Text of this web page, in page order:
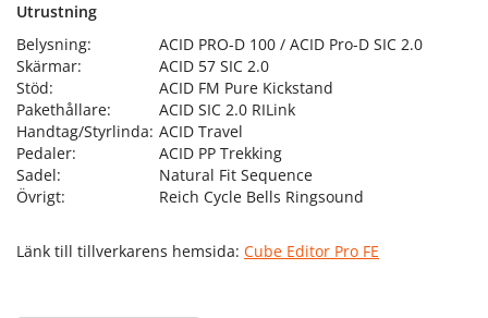
Utrustning
Belysning:
ACID PRO-D 100 / ACID Pro-D SIC 2.0
Skärmar:
ACID 57 SIC 2.0
Stöd:
ACID FM Pure Kickstand
Pakethållare:
ACID SIC 2.0 RILink
Handtag/Styrlinda: ACID Travel
Pedaler:
ACID PP Trekking
Sadel:
Natural Fit Sequence
Övrigt:
Reich Cycle Bells Ringsound
Länk till tillverkarens hemsida: Cube Editor Pro FE